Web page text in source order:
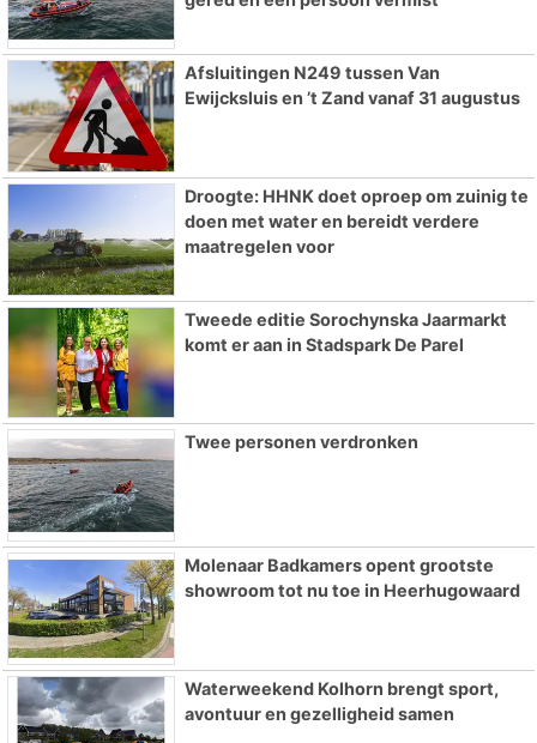
Afsluitingen N249 tussen Van
Ewijcksluis en ’t Zand vanaf 31 augustus
Droogte: HHNK doet oproep om zuinig te
doen met water en bereidt verdere
maatregelen voor
Tweede editie Sorochynska Jaarmarkt
komt er aan in Stadspark De Parel
Twee personen verdronken
Molenaar Badkamers opent grootste
showroom tot nu toe in Heerhugowaard
Waterweekend Kolhorn brengt sport,
avontuur en gezelligheid samen